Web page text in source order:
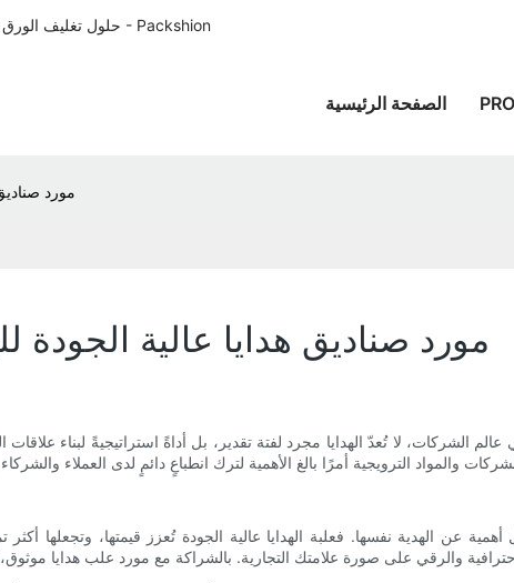
حلول تغليف الورق المصممة خصيصًا للعملاء في جميع أنحاء العالم منذ عام 1996 - Packshion
الصفحة الرئيسية
مورد
مورد صناديق هدايا عالية الجودة
الشركات، لا تُعدّ الهدايا مجرد لفتة تقدير، بل أداةً استراتيجيةً لبناء
عن الهدية نفسها. فعلبة الهدايا عالية الجودة تُعزز قيمتها، وتجعلها